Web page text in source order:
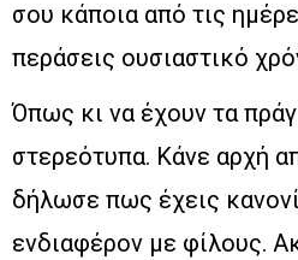
σου κάποια από τις
περάσεις ουσιαστικό
Όπως κι να έχουν τα
στερεότυπα. Κάνε αρχή
δήλωσε πως έχεις
ενδιαφέρον με φίλους.